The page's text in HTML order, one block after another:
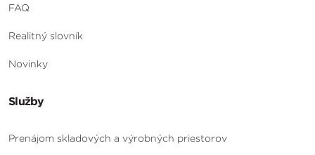
FAQ
Realitný slovník
Novinky
Služby
Prenájom skladových a výrobných priestorov